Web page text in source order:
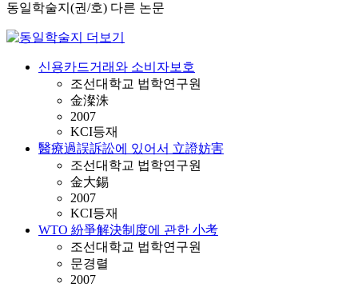
동일학술지(권/호) 다른 논문
신용카드거래와 소비자보호
조선대학교 법학연구원
金澯洙
2007
KCI등재
醫療過誤訴訟에 있어서 立證妨害
조선대학교 법학연구원
金大錫
2007
KCI등재
WTO 紛爭解決制度에 관한 小考
조선대학교 법학연구원
문경렬
2007